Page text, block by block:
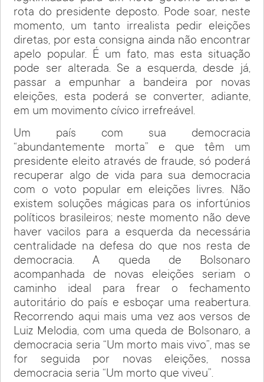
rota do presidente deposto. Pode soar, neste
momento, um tanto irrealista pedir eleições
diretas, por esta consigna ainda não encontrar
apelo popular. É um fato, mas esta situação
pode ser alterada. Se a esquerda, desde já,
passar a empunhar a bandeira por novas
eleições, esta poderá se converter, adiante,
em um movimento cívico irrefreável.
Um país com sua democracia
“abundantemente morta” e que têm um
presidente eleito através de fraude, só poderá
recuperar algo de vida para sua democracia
com o voto popular em eleições livres. Não
existem soluções mágicas para os infortúnios
políticos brasileiros; neste momento não deve
haver vacilos para a esquerda da necessária
centralidade na defesa do que nos resta de
democracia. A queda de Bolsonaro
acompanhada de novas eleições seriam o
caminho ideal para frear o fechamento
autoritário do país e esboçar uma reabertura.
Recorrendo aqui mais uma vez aos versos de
Luiz Melodia, com uma queda de Bolsonaro, a
democracia seria “Um morto mais vivo”, mas se
for seguida por novas eleições, nossa
democracia seria “Um morto que viveu”.